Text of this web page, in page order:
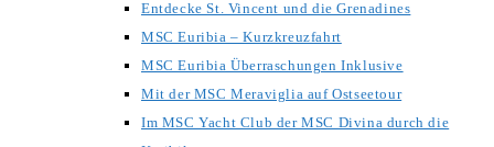
Entdecke St. Vincent und die Grenadines
MSC Euribia – Kurzkreuzfahrt
MSC Euribia Überraschungen Inklusive
Mit der MSC Meraviglia auf Ostseetour
Im MSC Yacht Club der MSC Divina durch die